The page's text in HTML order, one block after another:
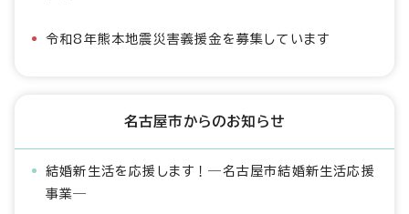
令和8年熊本地震災害義援金を募集しています
名古屋市からのお知らせ
結婚新生活を応援します！―名古屋市結婚新生活応援
事業―